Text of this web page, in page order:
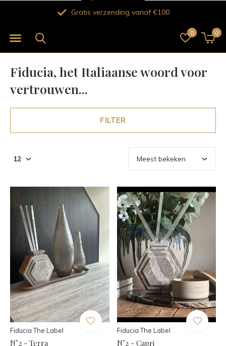
0 0
Verse bloemen voor 12.00 uur besteld
Fiducia, het Italiaanse woord voor
vertrouwen...
FILTER
Fiducia The Label
N˚2 - Terra
Fiducia The Label
N˚2 - Capri